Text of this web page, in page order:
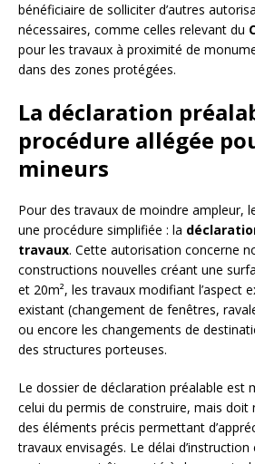
bénéficiaire de solliciter d’autres
nécessaires, comme celles relevant du
pour les travaux à proximité de
dans des zones protégées.
La déclaration
procédure allégée
mineurs
Pour des travaux de moindre ampleur,
une procédure simplifiée : la
travaux. Cette autorisation concerne
constructions nouvelles créant une
et 20m², les travaux modifiant l’aspect
existant (changement de fenêtres,
ou encore les changements de
des structures porteuses.
Le dossier de déclaration préalable est
celui du permis de construire, mais
des éléments précis permettant
travaux envisagés. Le délai d’instruction